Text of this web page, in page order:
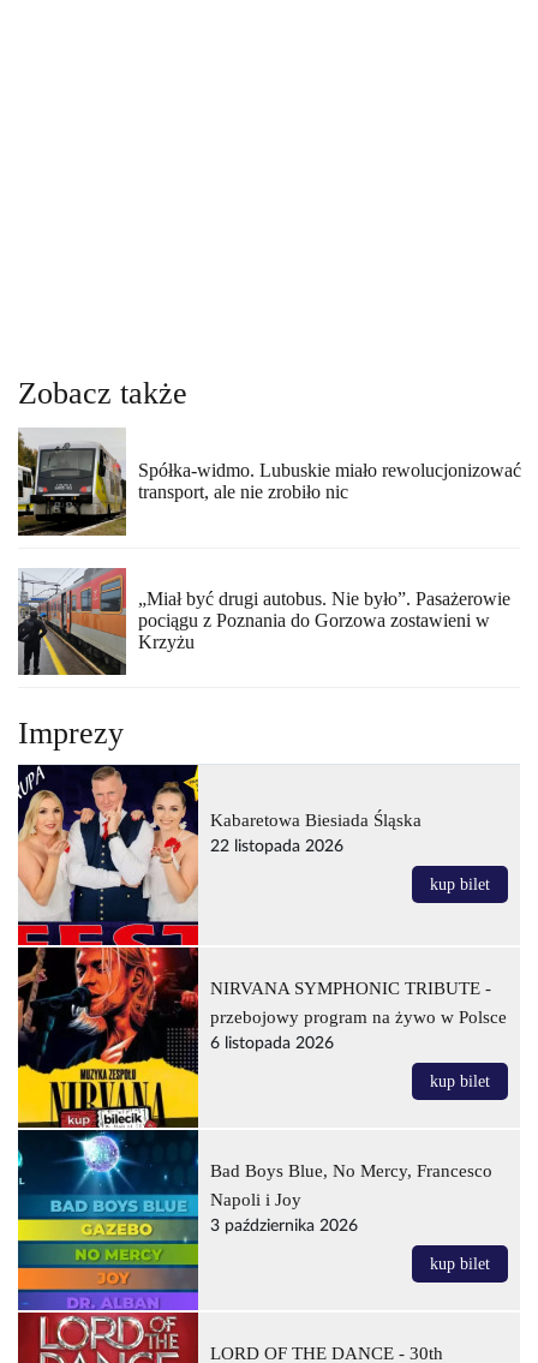
Zobacz także
Spółka-widmo. Lubuskie miało rewolucjonizować
transport, ale nie zrobiło nic
„Miał być drugi autobus. Nie było”. Pasażerowie
pociągu z Poznania do Gorzowa zostawieni w
Krzyżu
Imprezy
Kabaretowa Biesiada Śląska
22 listopada 2026
kup bilet
NIRVANA SYMPHONIC TRIBUTE -
przebojowy program na żywo w Polsce
6 listopada 2026
kup bilet
Bad Boys Blue, No Mercy, Francesco
Napoli i Joy
3 października 2026
kup bilet
LORD OF THE DANCE - 30th